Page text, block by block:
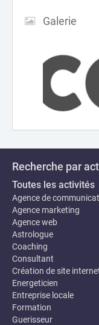
Galerie
Recherche par
Toutes les activités
Agence de
Agence marketing
Agence web
Astrologue
Coaching
Consultant
Création de site
Energeticien
Entreprise locale
Formation
Guerisseur